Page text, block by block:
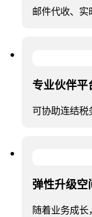
邮件代收、
专业伙伴平
可协助连结
弹性升级空
随着业务成